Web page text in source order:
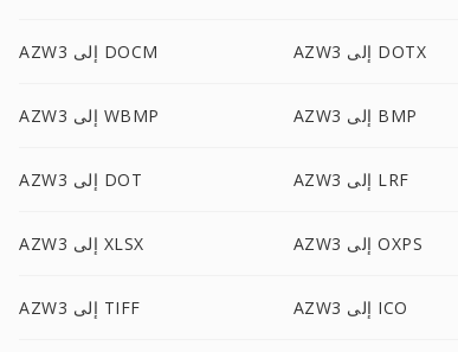
AZW3 إلى DOCM AZW3 إلى DOTX
AZW3 إلى WBMP AZW3 إلى BMP
AZW3 إلى DOT AZW3 إلى LRF
AZW3 إلى XLSX AZW3 إلى OXPS
AZW3 إلى TIFF AZW3 إلى ICO